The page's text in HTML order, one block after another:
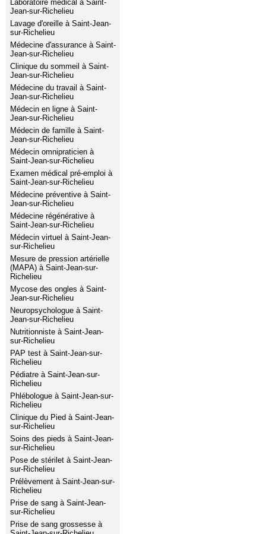
Laboratoire médical à Saint-
Jean-sur-Richelieu
Lavage d'oreille à Saint-Jean-
sur-Richelieu
Médecine d'assurance à Saint-
Jean-sur-Richelieu
Clinique du sommeil à Saint-
Jean-sur-Richelieu
Médecine du travail à Saint-
Jean-sur-Richelieu
Médecin en ligne à Saint-
Jean-sur-Richelieu
Médecin de famille à Saint-
Jean-sur-Richelieu
Médecin omnipraticien à
Saint-Jean-sur-Richelieu
Examen médical pré-emploi à
Saint-Jean-sur-Richelieu
Médecine préventive à Saint-
Jean-sur-Richelieu
Médecine régénérative à
Saint-Jean-sur-Richelieu
Médecin virtuel à Saint-Jean-
sur-Richelieu
Mesure de pression artérielle
(MAPA) à Saint-Jean-sur-
Richelieu
Mycose des ongles à Saint-
Jean-sur-Richelieu
Neuropsychologue à Saint-
Jean-sur-Richelieu
Nutritionniste à Saint-Jean-
sur-Richelieu
PAP test à Saint-Jean-sur-
Richelieu
Pédiatre à Saint-Jean-sur-
Richelieu
Phlébologue à Saint-Jean-sur-
Richelieu
Clinique du Pied à Saint-Jean-
sur-Richelieu
Soins des pieds à Saint-Jean-
sur-Richelieu
Pose de stérilet à Saint-Jean-
sur-Richelieu
Prélèvement à Saint-Jean-sur-
Richelieu
Prise de sang à Saint-Jean-
sur-Richelieu
Prise de sang grossesse à